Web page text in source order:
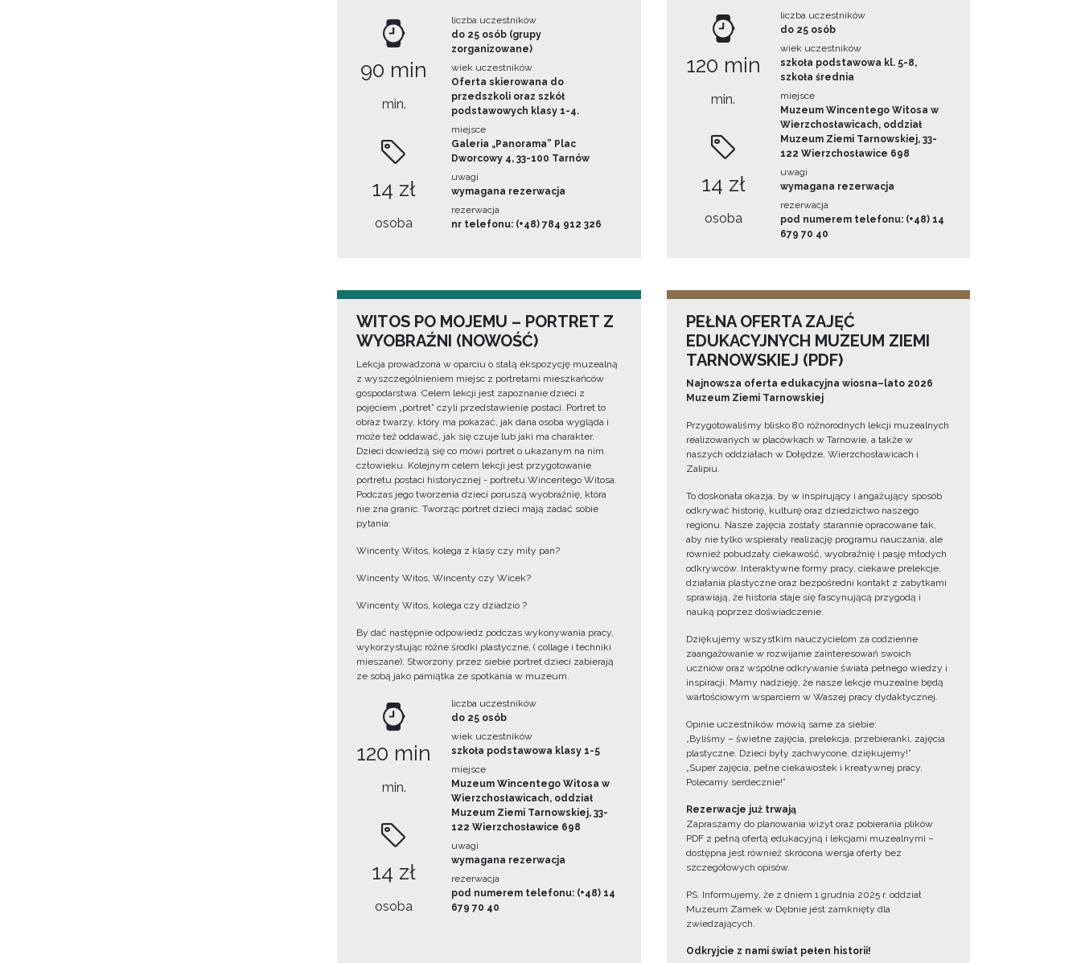
90 min
min.
14 zł
osoba
liczba uczestników
do 25 osób (grupy
zorganizowane)
wiek uczestników
Oferta skierowana do
przedszkoli oraz szkół
podstawowych klasy 1-4.
miejsce
Galeria „Panorama” Plac
Dworcowy 4, 33-100 Tarnów
uwagi
wymagana rezerwacja
rezerwacja
nr telefonu: (+48) 784 912 326
120 min
min.
14 zł
osoba
liczba uczestników
do 25 osób
wiek uczestników
szkoła podstawowa kl. 5-8,
szkoła średnia
miejsce
Muzeum Wincentego Witosa w
Wierzchosławicach, oddział
Muzeum Ziemi Tarnowskiej, 33-
122 Wierzchosławice 698
uwagi
wymagana rezerwacja
rezerwacja
pod numerem telefonu: (+48) 14
679 70 40
WITOS PO MOJEMU – PORTRET Z
WYOBRAŹNI (NOWOŚĆ)
Lekcja prowadzona w oparciu o stałą ekspozycję muzealną
z wyszczególnieniem miejsc z portretami mieszkańców
gospodarstwa. Celem lekcji jest zapoznanie dzieci z
pojęciem „portret” czyli przedstawienie postaci. Portret to
obraz twarzy, który ma pokazać, jak dana osoba wygląda i
może też oddawać, jak się czuje lub jaki ma charakter.
Dzieci dowiedzą się co mówi portret o ukazanym na nim
człowieku. Kolejnym celem lekcji jest przygotowanie
portretu postaci historycznej - portretu Wincentego Witosa.
Podczas jego tworzenia dzieci poruszą wyobraźnię, która
nie zna granic. Tworząc portret dzieci mają zadać sobie
pytania:
Wincenty Witos, kolega z klasy czy miły pan?
Wincenty Witos, Wincenty czy Wicek?
Wincenty Witos, kolega czy dziadzio ?
By dać następnie odpowiedz podczas wykonywania pracy,
wykorzystując różne środki plastyczne, ( collage i techniki
mieszane). Stworzony przez siebie portret dzieci zabierają
ze sobą jako pamiątka ze spotkania w muzeum.
120 min
min.
14 zł
osoba
liczba uczestników
do 25 osób
wiek uczestników
szkoła podstawowa klasy 1-5
miejsce
Muzeum Wincentego Witosa w
Wierzchosławicach, oddział
Muzeum Ziemi Tarnowskiej, 33-
122 Wierzchosławice 698
uwagi
wymagana rezerwacja
rezerwacja
pod numerem telefonu: (+48) 14
679 70 40
PEŁNA OFERTA ZAJĘĆ
EDUKACYJNYCH MUZEUM ZIEMI
TARNOWSKIEJ (PDF)
Najnowsza oferta edukacyjna wiosna–lato 2026
Muzeum Ziemi Tarnowskiej
Przygotowaliśmy blisko 80 różnorodnych lekcji muzealnych
realizowanych w placówkach w Tarnowie, a także w
naszych oddziałach w Dołędze, Wierzchosławicach i
Zalipiu.
To doskonała okazja, by w inspirujący i angażujący sposób
odkrywać historię, kulturę oraz dziedzictwo naszego
regionu. Nasze zajęcia zostały starannie opracowane tak,
aby nie tylko wspierały realizację programu nauczania, ale
również pobudzały ciekawość, wyobraźnię i pasję młodych
odkrywców. Interaktywne formy pracy, ciekawe prelekcje,
działania plastyczne oraz bezpośredni kontakt z zabytkami
sprawiają, że historia staje się fascynującą przygodą i
nauką poprzez doświadczenie.
Dziękujemy wszystkim nauczycielom za codzienne
zaangażowanie w rozwijanie zainteresowań swoich
uczniów oraz wspólne odkrywanie świata pełnego wiedzy i
inspiracji. Mamy nadzieję, że nasze lekcje muzealne będą
wartościowym wsparciem w Waszej pracy dydaktycznej.
Opinie uczestników mówią same za siebie:
„Byliśmy – świetne zajęcia, prelekcja, przebieranki, zajęcia
plastyczne. Dzieci były zachwycone, dziękujemy!”
„Super zajęcia, pełne ciekawostek i kreatywnej pracy.
Polecamy serdecznie!”
Rezerwacje już trwają
Zapraszamy do planowania wizyt oraz pobierania plików
PDF z pełną ofertą edukacyjną i lekcjami muzealnymi –
dostępna jest również skrócona wersja oferty bez
szczegółowych opisów.
PS. Informujemy, że z dniem 1 grudnia 2025 r. oddział
Muzeum Zamek w Dębnie jest zamknięty dla
zwiedzających.
Odkryjcie z nami świat pełen historii!